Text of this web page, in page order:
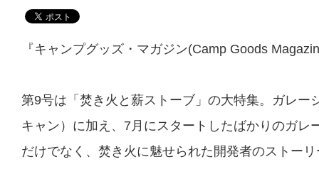
『キャンプグッズ・マガジン(Camp Goods
第9号は「焚き火と薪ストーブ」の大特集。ガレー
キャン）に加え、7月にスタートしたばかりのガ
だけでなく、焚き火に魅せられた開発者のストー